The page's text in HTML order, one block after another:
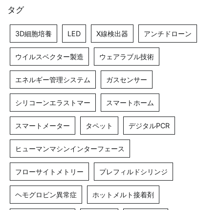
タグ
3D細胞培養 LED X線検出器 アンチドローン
ウイルスベクター製造 ウェアラブル技術
エネルギー管理システム ガスセンサー
シリコーンエラストマー スマートホーム
スマートメーター タペット デジタルPCR
ヒューマンマシンインターフェース
フローサイトメトリー プレフィルドシリンジ
ヘモグロビン異常症 ホットメルト接着剤